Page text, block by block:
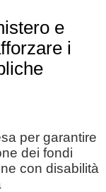
e
i
per garantire
dei fondi
con disabilità